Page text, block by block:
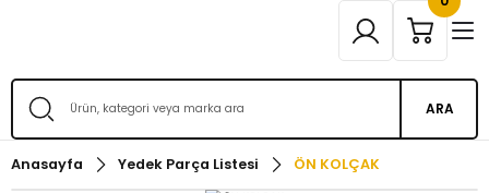
ARA
Anasayfa Yedek Parça Listesi ÖN KOLÇAK